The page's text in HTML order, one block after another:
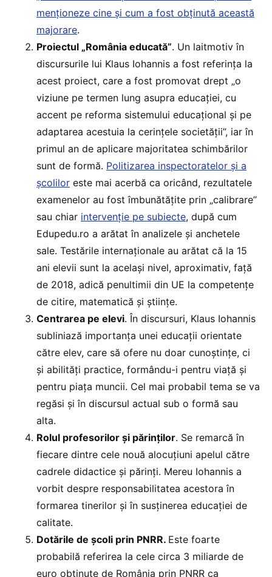
menționeze cine și cum a fost obținută această
majorare.
Proiectul „România educată”. Un laitmotiv în
discursurile lui Klaus Iohannis a fost referința la
acest proiect, care a fost promovat drept „o
viziune pe termen lung asupra educației, cu
accent pe reforma sistemului educațional și pe
adaptarea acestuia la cerințele societății”, iar în
primul an de aplicare majoritatea schimbărilor
sunt de formă. Politizarea inspectoratelor și a
școlilor este mai acerbă ca oricând, rezultatele
examenelor au fost îmbunătățite prin „calibrare”
sau chiar intervenție pe subiecte, după cum
Edupedu.ro a arătat în analizele și anchetele
sale. Testările internaționale au arătat că la 15
ani elevii sunt la același nivel, aproximativ, față
de 2018, adică penultimii din UE la competențe
de citire, matematică și științe.
Centrarea pe elevi. În discursuri, Klaus Iohannis
subliniază importanța unei educații orientate
către elev, care să ofere nu doar cunoștințe, ci
și abilități practice, formându-i pentru viață și
pentru piața muncii. Cel mai probabil tema se va
regăsi și în discursul actual sub o formă sau
alta.
Rolul profesorilor și părinților. Se remarcă în
fiecare dintre cele nouă alocuțiuni apelul către
cadrele didactice și părinți. Mereu Iohannis a
vorbit despre responsabilitatea acestora în
formarea tinerilor și în susținerea educației de
calitate.
Dotările de școli prin PNRR. Este foarte
probabilă referirea la cele circa 3 miliarde de
euro obținute de România prin PNRR ca